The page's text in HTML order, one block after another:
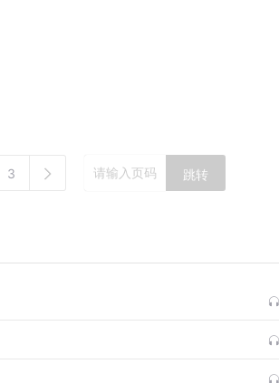
3 跳转